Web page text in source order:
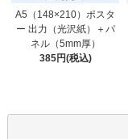
A5（148×210）ポスタ
ー 出力（光沢紙）＋パ
ネル（5mm厚）
385円(税込)